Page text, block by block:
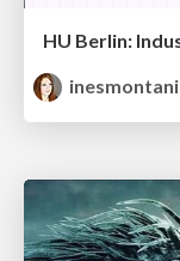
inesmontani